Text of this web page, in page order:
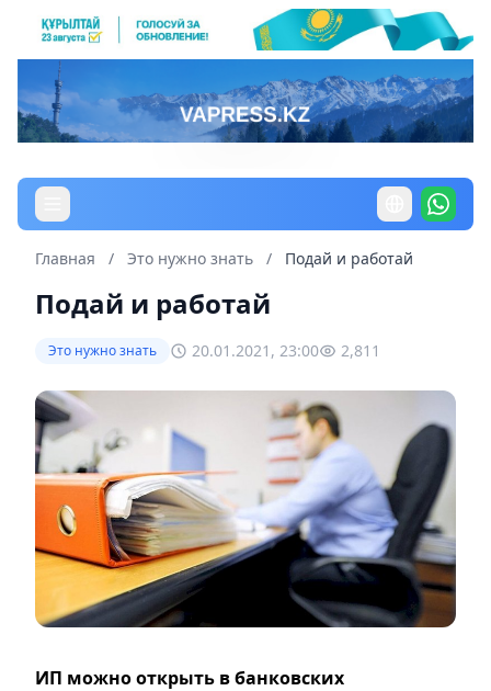
Главная / Это нужно знать / Подай и работай
Подай и работай
Это нужно знать 20.01.2021, 23:00 2,811
ИП можно открыть в банковских